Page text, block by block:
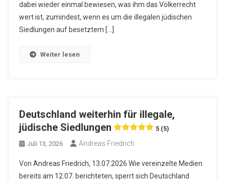
dabei wieder einmal bewiesen, was ihm das Völkerrecht
wert ist, zumindest, wenn es um die illegalen jüdischen
Siedlungen auf besetztem […]
Weiter lesen
Deutschland weiterhin für illegale,
jüdische Siedlungen
5 (5)
Juli 13, 2026 Andreas Friedrich
Von Andreas Friedrich, 13.07.2026 Wie vereinzelte Medien
bereits am 12.07. berichteten, sperrt sich Deutschland